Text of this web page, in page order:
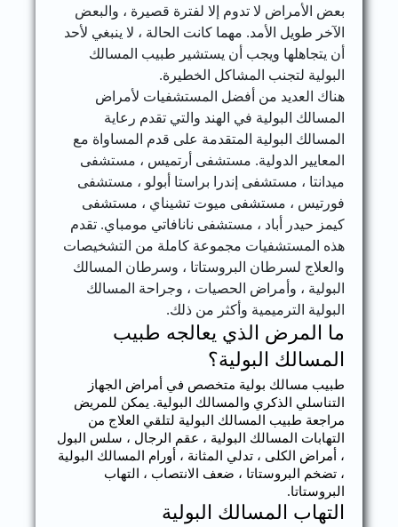
بعض الأمراض لا تدوم إلا لفترة قصيرة ، والبعض
الآخر طويل الأمد. مهما كانت الحالة ، لا ينبغي لأحد
أن يتجاهلها ويجب أن يستشير طبيب المسالك
البولية لتجنب المشاكل الخطيرة.
هناك العديد من أفضل المستشفيات لأمراض
المسالك البولية في الهند والتي تقدم رعاية
المسالك البولية المتقدمة على قدم المساواة مع
المعايير الدولية. مستشفى أرتميس ، مستشفى
ميدانتا ، مستشفى إندرا براستا أبولو ، مستشفى
فورتيس ، مستشفى ميوت تشيناي ، مستشفى
كيمز حيدر أباد ، مستشفى نانافاتي مومباي. تقدم
هذه المستشفيات مجموعة كاملة من التشخيصات
والعلاج لسرطان البروستاتا ، وسرطان المسالك
البولية ، وأمراض الحصيات ، وجراحة المسالك
البولية الترميمية وأكثر من ذلك.
ما المرض الذي يعالجه طبيب
المسالك البولية؟
طبيب مسالك بولية متخصص في أمراض الجهاز
التناسلي الذكري والمسالك البولية. يمكن للمريض
مراجعة طبيب المسالك البولية لتلقي العلاج من
التهابات المسالك البولية ، عقم الرجال ، سلس البول
، أمراض الكلى ، تدلي المثانة ، أورام المسالك البولية
، تضخم البروستاتا ، ضعف الانتصاب ، التهاب
البروستاتا.
التهاب المسالك البولية